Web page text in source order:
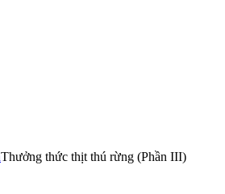
Thưởng thức thịt thú rừng (Phần III)